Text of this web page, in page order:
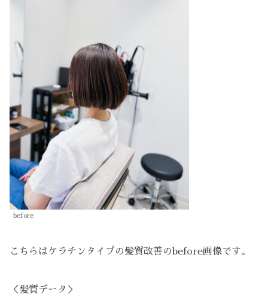
before
こちらはケラチンタイプの髪質改善のbefore画像です。
＜髪質データ＞